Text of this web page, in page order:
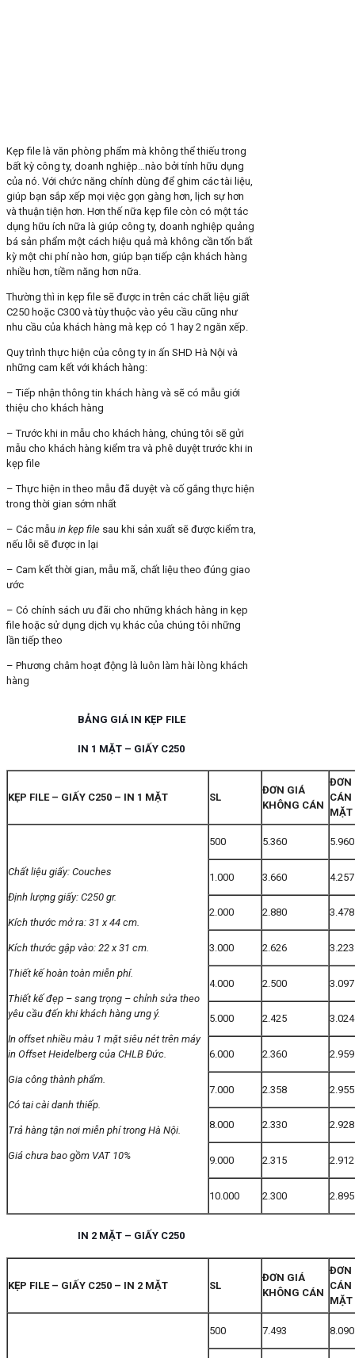
Kẹp file là văn phòng phẩm mà không thể thiếu trong
bất kỳ công ty, doanh nghiệp…nào bởi tính hữu dụng
của nó. Với chức năng chính dùng để ghim các tài liệu,
giúp bạn sắp xếp mọi việc gọn gàng hơn, lịch sự hơn
và thuận tiện hơn. Hơn thế nữa kẹp file còn có một tác
dụng hữu ích nữa là giúp công ty, doanh nghiệp quảng
bá sản phẩm một cách hiệu quả mà không cần tốn bất
kỳ một chi phí nào hơn, giúp bạn tiếp cận khách hàng
nhiều hơn, tiềm năng hơn nữa.
Thường thì in kẹp file sẽ được in trên các chất liệu giất
C250 hoặc C300 và tùy thuộc vào yêu cầu cũng như
nhu cầu của khách hàng mà kẹp có 1 hay 2 ngăn xếp.
Quy trình thực hiện của công ty in ấn SHD Hà Nội và
những cam kết với khách hàng:
– Tiếp nhận thông tin khách hàng và sẽ có mẫu giới
thiệu cho khách hàng
– Trước khi in mẫu cho khách hàng, chúng tôi sẽ gửi
mẫu cho khách hàng kiểm tra và phê duyệt trước khi in
kẹp file
– Thực hiện in theo mẫu đã duyệt và cố gắng thực hiện
trong thời gian sớm nhất
– Các mẫu in kẹp file sau khi sản xuất sẽ được kiểm tra,
nếu lỗi sẽ được in lại
– Cam kết thời gian, mẫu mã, chất liệu theo đúng giao
ước
– Có chính sách ưu đãi cho những khách hàng in kẹp
file hoặc sử dụng dịch vụ khác của chúng tôi những
lần tiếp theo
– Phương châm hoạt động là luôn làm hài lòng khách
hàng
BẢNG GIÁ IN KẸP FILE
IN 1 MẶT – GIẤY C250
KẸP FILE – GIẤY C250 – IN 1 MẶT SL
ĐƠN GIÁ
KHÔNG CÁN
ĐƠN
CÁN
MẶT
Chất liệu giấy: Couches
Định lượng giấy: C250 gr.
Kích thước mở ra: 31 x 44 cm.
Kích thước gập vào: 22 x 31 cm.
Thiết kế hoàn toàn miễn phí.
Thiết kế đẹp – sang trọng – chỉnh sửa theo
yêu cầu đến khi khách hàng ưng ý.
In offset nhiều màu 1 mặt siêu nét trên máy
in Offset Heidelberg của CHLB Đức.
Gia công thành phẩm.
Có tai cài danh thiếp.
Trả hàng tận nơi miễn phí trong Hà Nội.
Giá chưa bao gồm VAT 10%
500 5.360 5.960
1.000 3.660 4.257
2.000 2.880 3.478
3.000 2.626 3.223
4.000 2.500 3.097
5.000 2.425 3.024
6.000 2.360 2.959
7.000 2.358 2.955
8.000 2.330 2.928
9.000 2.315 2.912
10.000 2.300 2.895
IN 2 MẶT – GIẤY C250
KẸP FILE – GIẤY C250 – IN 2 MẶT SL
ĐƠN GIÁ
KHÔNG CÁN
ĐƠN
CÁN
MẶT
500 7.493 8.090